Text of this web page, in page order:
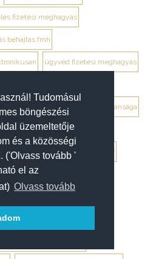
Tudomásul
böngészési
üzemeltetője
és a közösségi
('Olvass tovább '
el az
Olvass tovább
fizetési meghagyás
behajtás fmh
ügyvéd fizetési meghagyás
érdemes végrendelet hatálytalansága
hagyatéki per végrendelet
elévülése 5 év ptk. 7:37
végrendelet tanúk